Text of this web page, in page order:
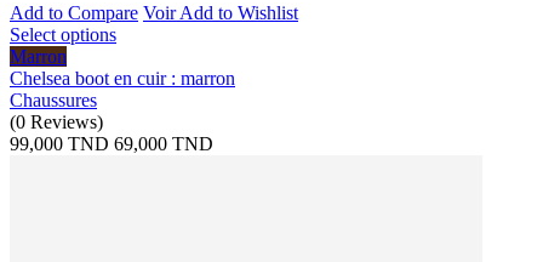
Add to Compare VoirAdd to Wishlist
Select options
Marron
Chelsea boot en cuir : marron
Chaussures
(0 Reviews)
99,000 TND 69,000 TND